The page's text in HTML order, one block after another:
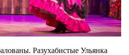
Разухабистые Ульянка